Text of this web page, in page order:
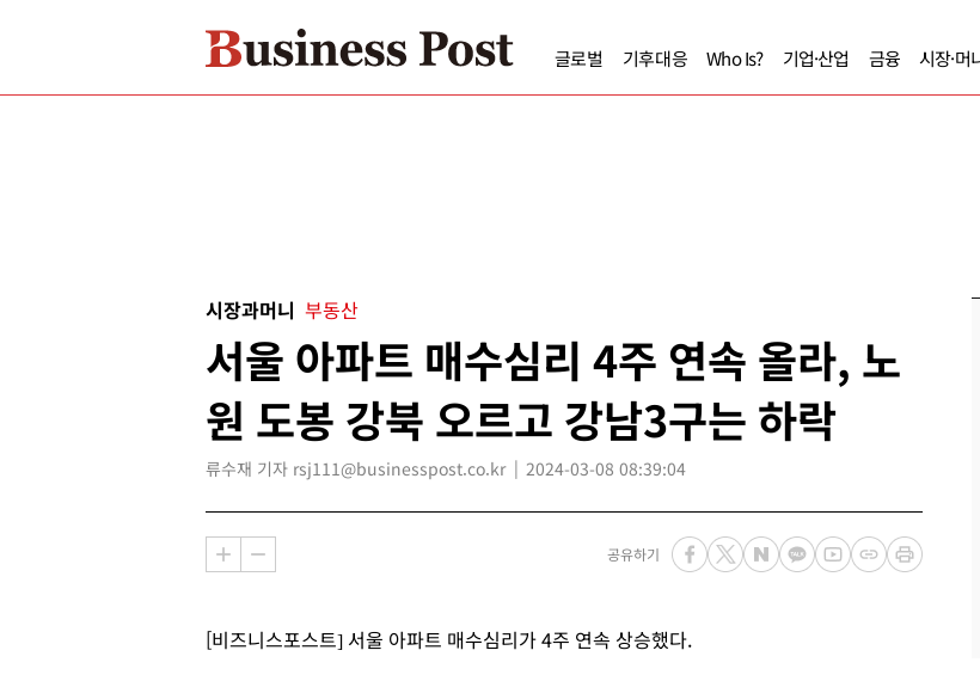
글로벌 기후대응 Who Is? 기업·산업 금융 시장·머
시장과머니 부동산
서울 아파트 매수심리 4주 연속 올라, 노
원 도봉 강북 오르고 강남3구는 하락
류수재 기자 rsj111@businesspost.co.kr 2024-03-08 08:39:04
공유하기
[비즈니스포스트] 서울 아파트 매수심리가 4주 연속 상승했다.